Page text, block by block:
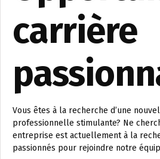
carrière
Vous êtes à la recherche d’une
professionnelle stimulante? Ne
entreprise est actuellement à la
passionnés pour rejoindre notre